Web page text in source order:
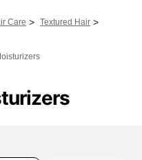
Care > Textured Hair >